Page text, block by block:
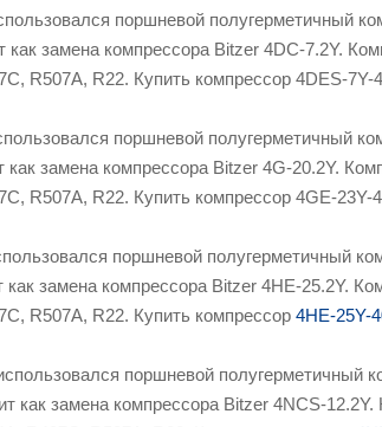
поршневой полугерметичный
как замена компрессора Bitzer 4DC-7.2Y.
R507A, R22. Купить компрессор 4DES-
поршневой полугерметичный
замена компрессора Bitzer 4G-20.2Y.
R507A, R22. Купить компрессор 4GE-
поршневой полугерметичный
замена компрессора Bitzer 4HE-25.2Y.
R507A, R22. Купить компрессор 4HE-25Y-
поршневой полугерметичный
как замена компрессора Bitzer 4NCS-